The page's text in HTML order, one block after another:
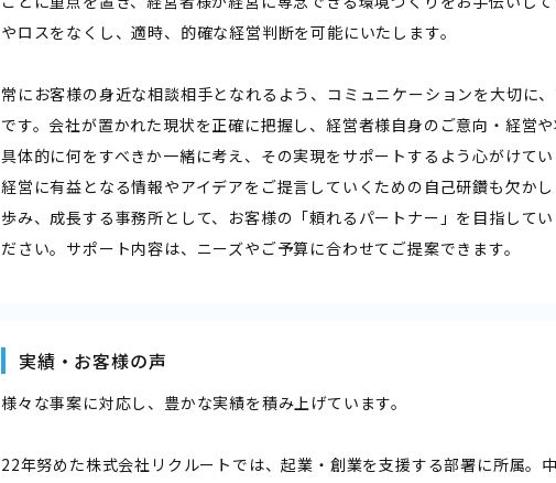
やロスをなくし、適時、的確な経営判断を可能にいたします。
常にお客様の身近な相談相手となれるよう、コミュニケーションを大切に
です。会社が置かれた現状を正確に把握し、経営者様自身のご意向・経営
具体的に何をすべきか一緒に考え、その実現をサポートするよう心がけて
経営に有益となる情報やアイデアをご提言していくための自己研鑽も欠か
歩み、成長する事務所として、お客様の「頼れるパートナー」を目指して
ださい。サポート内容は、ニーズやご予算に合わせてご提案できます。
実績・お客様の声
様々な事案に対応し、豊かな実績を積み上げています。
22年努めた株式会社リクルートでは、起業・創業を支援する部署に所属。